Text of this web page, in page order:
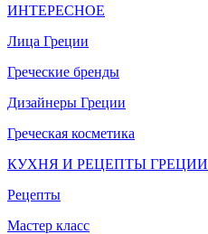
ИНТЕРЕСНОЕ
Лица Греции
Греческие бренды
Дизайнеры Греции
Греческая косметика
КУХНЯ И РЕЦЕПТЫ ГРЕЦИИ
Рецепты
Мастер класс